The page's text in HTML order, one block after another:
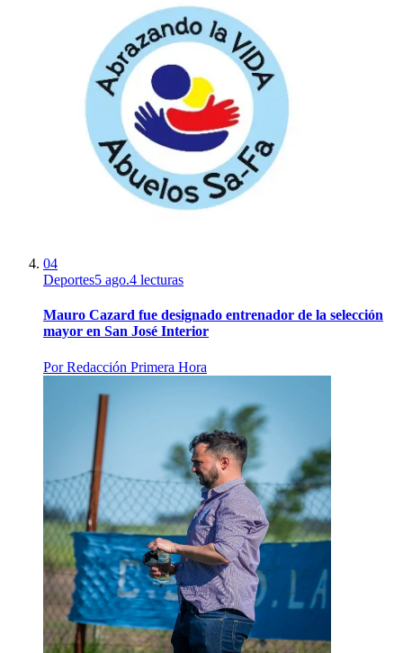
04
Deportes5 ago.4 lecturas
Mauro Cazard fue designado entrenador de la selección
mayor en San José Interior
PorRedacción Primera Hora